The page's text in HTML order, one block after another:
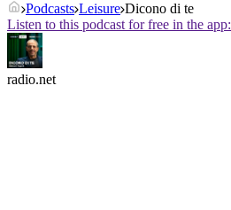
Podcasts Leisure Dicono di te
Listen to this podcast for free in the app:
radio.net